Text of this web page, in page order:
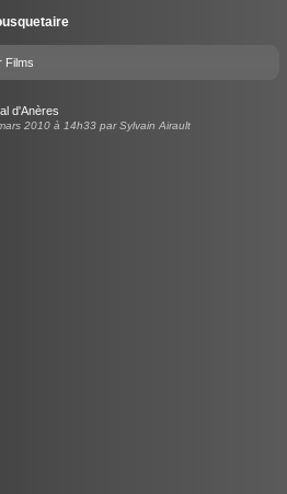
Films
d'Anères
2010 à 14h33 par Sylvain Airault